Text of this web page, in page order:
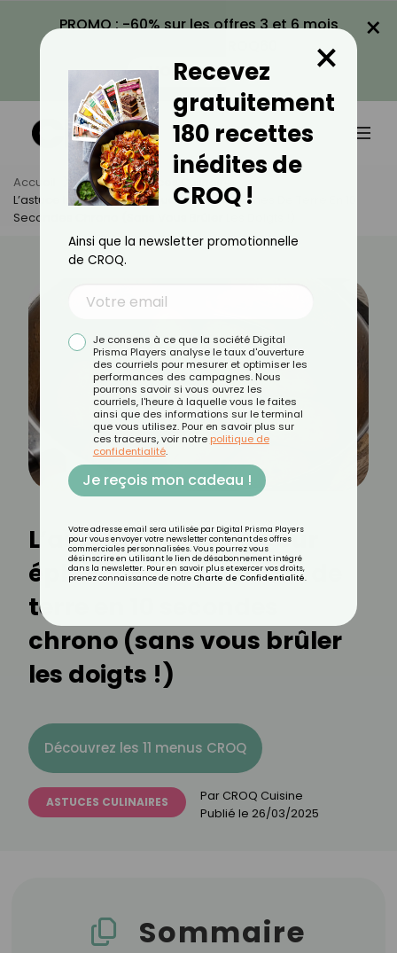
PROMO : -60% sur les offres 3 et 6 mois
VOIR LA PROMO
×
Accueil Actus
Astuces Culinaires
L’astuce Infaillible Pour Éplucher Vos Pommes De Terre En 10
Secondes Chrono (sans Vous Brûler Les Doigts !)
L’astuce infaillible pour
éplucher vos pommes de
terre en 10 secondes
chrono (sans vous brûler
les doigts !)
Découvrez les 11 menus CROQ
ASTUCES CULINAIRES Par CROQ Cuisine
Publié le 26/03/2025
Sommaire
Recevez
gratuitement
180 recettes
inédites de
CROQ !
×
Ainsi que la newsletter promotionnelle
de CROQ.
Je consens à ce que la société Digital
Prisma Players analyse le taux d'ouverture
des courriels pour mesurer et optimiser les
performances des campagnes. Nous
pourrons savoir si vous ouvrez les
courriels, l'heure à laquelle vous le faites
ainsi que des informations sur le terminal
que vous utilisez. Pour en savoir plus sur
ces traceurs, voir notre politique de
confidentialité.
Je reçois mon cadeau !
Votre adresse email sera utilisée par Digital Prisma Players
pour vous envoyer votre newsletter contenant des offres
commerciales personnalisées. Vous pourrez vous
désinscrire en utilisant le lien de désabonnement intégré
dans la newsletter. Pour en savoir plus et exercer vos droits,
prenez connaissance de notre Charte de Confidentialité.